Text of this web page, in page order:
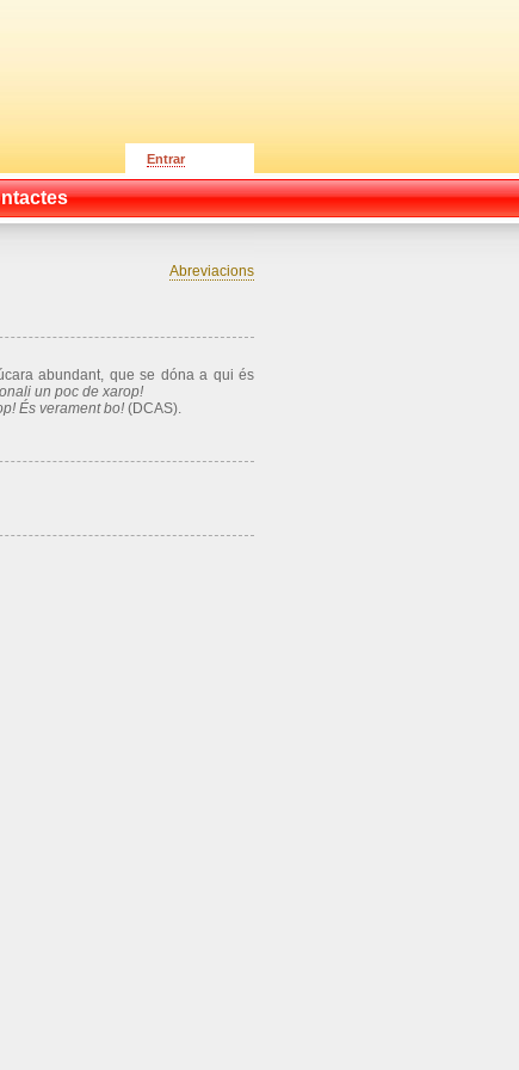
Entrar
Abreviacions
abundant, que se dóna a qui és
un poc de xarop!
És verament bo! (DCAS).